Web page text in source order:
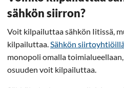
sähkön siirron?
Voit kilpailuttaa sähkön Iitissä,
kilpailuttaa.Sähkön
monopoli omalla
osuuden voit kilpailuttaa.